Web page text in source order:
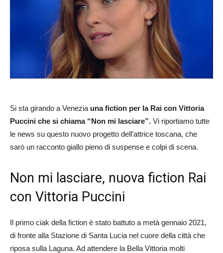
Si sta girando a Venezia una fiction per la Rai con Vittoria
Puccini che si chiama “Non mi lasciare”. Vi riportiamo tutte
le news su questo nuovo progetto dell’attrice toscana, che
sarò un racconto giallo pieno di suspense e colpi di scena.
Non mi lasciare, nuova fiction Rai
con Vittoria Puccini
Il primo ciak della fiction è stato battuto a metà gennaio 2021,
di fronte alla Stazione di Santa Lucia nel cuore della città che
riposa sulla Laguna. Ad attendere la Bella Vittoria molti